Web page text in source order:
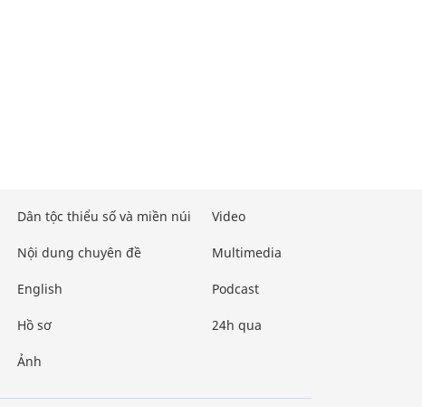
Dân tộc thiểu số và miền núi
Nội dung chuyên đề
English
Hồ sơ
Ảnh
Video
Multimedia
Podcast
24h qua